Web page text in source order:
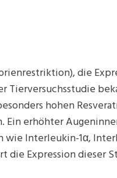
die
hohen
erhöhter
wie Interleukin-1α,
die Expression